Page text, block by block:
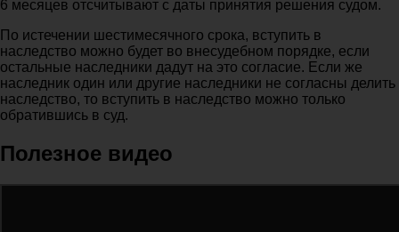
6 месяцев отсчитывают с даты принятия решения судом.
По истечении шестимесячного срока, вступить в
наследство можно будет во внесудебном порядке, если
остальные наследники дадут на это согласие. Если же
наследник один или другие наследники не согласны делить
наследство, то вступить в наследство можно только
обратившись в суд.
Полезное видео